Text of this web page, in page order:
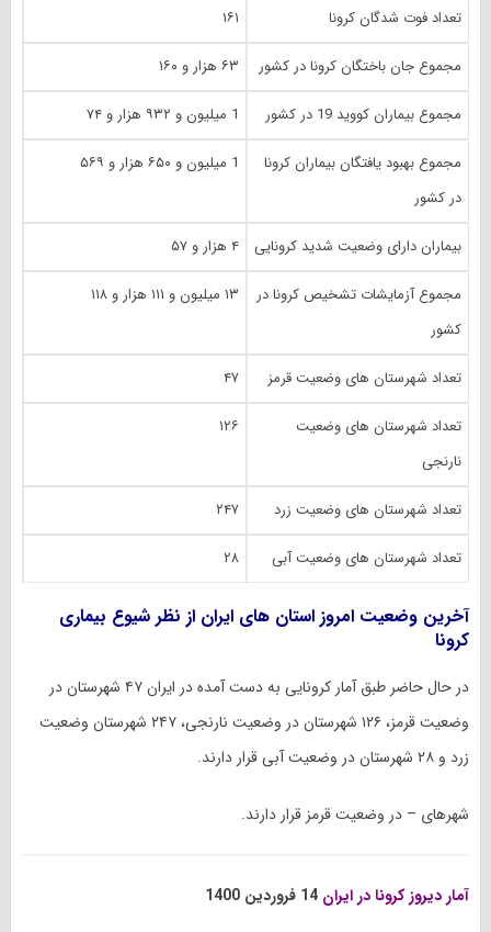
تعداد فوت شدگان کرونا ۱۶۱
مجموع جان باختگان کرونا در کشور ۶۳ هزار و ۱۶۰
مجموع بیماران کووید 19 در کشور 1 میلیون و ۹۳۲ هزار و ۷۴
مجموع بهبود یافتگان بیماران کرونا
در کشور
1 میلیون و ۶۵۰ هزار و ۵۶۹
بیماران دارای وضعیت شدید کرونایی ۴ هزار و ۵۷
مجموع آزمایشات تشخیص کرونا در
کشور
۱۳ میلیون و ۱۱۱ هزار و ۱۱۸
تعداد شهرستان های وضعیت قرمز ۴۷
تعداد شهرستان های وضعیت
نارنجی
۱۲۶
تعداد شهرستان های وضعیت زرد ۲۴۷
تعداد شهرستان های وضعیت آبی ۲۸
آخرین وضعیت امروز استان های ایران از نظر شیوع بیماری
کرونا
در حال حاضر طبق آمار کرونایی به دست آمده در ایران ۴۷ شهرستان در
وضعیت قرمز، ۱۲۶ شهرستان در وضعیت نارنجی، ۲۴۷ شهرستان وضعیت
زرد و ۲۸ شهرستان در وضعیت آبی قرار دارند.
شهر‌های – در وضعیت قرمز قرار دارند.
آمار دیروز کرونا در ایران